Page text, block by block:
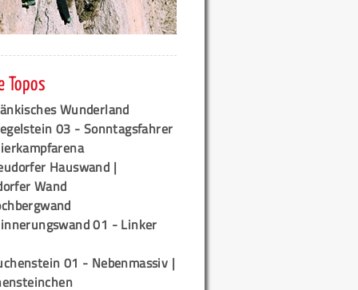
Topos
Wunderland
03 - Sonntagsfahrer
Hauswand |
Wand
01 - Linker
01 - Nebenmassiv |